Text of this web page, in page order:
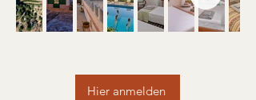
Hier anmelden